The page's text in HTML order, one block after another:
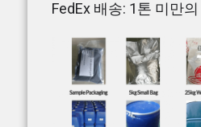
FedEx 배송: 1톤 미만